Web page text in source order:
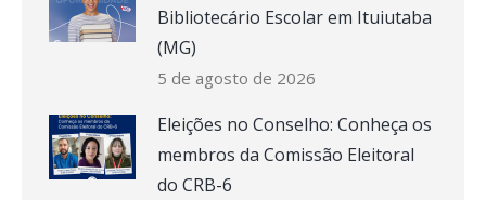
Bibliotecário Escolar em Ituiutaba
(MG)
5 de agosto de 2026
Eleições no Conselho: Conheça os
membros da Comissão Eleitoral
do CRB-6